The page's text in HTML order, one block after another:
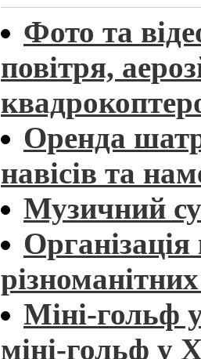
Фото та
повітря,
Оренда
навісів та
Музичний
Організація
Міні-гольф
міні-гольф у